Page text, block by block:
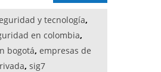
y tecnología,
en colombia,
bogotá, empresas de
, sig7